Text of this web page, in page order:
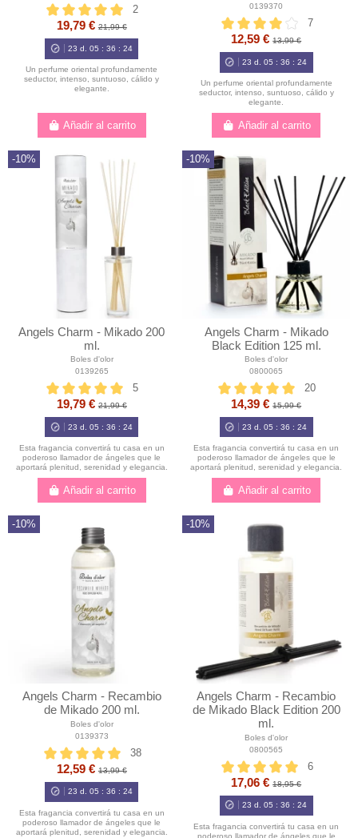
2
19,79 €21,99 €
23 d. 05 : 36 : 23
Un perfume oriental profundamente
seductor, intenso, suntuoso, cálido y
elegante.
Añadir al carrito
0139370
7
12,59 €13,99 €
23 d. 05 : 36 : 23
Un perfume oriental profundamente
seductor, intenso, suntuoso, cálido y
elegante.
Añadir al carrito
-10%
Angels Charm - Mikado 200
ml.
Boles d'olor
0139265
5
19,79 €21,99 €
23 d. 05 : 36 : 23
Esta fragancia convertirá tu casa en un
poderoso llamador de ángeles que le
aportará plenitud, serenidad y elegancia.
Añadir al carrito
-10%
Angels Charm - Mikado
Black Edition 125 ml.
Boles d'olor
0800065
20
14,39 €15,99 €
23 d. 05 : 36 : 23
Esta fragancia convertirá tu casa en un
poderoso llamador de ángeles que le
aportará plenitud, serenidad y elegancia.
Añadir al carrito
-10%
Angels Charm - Recambio
de Mikado 200 ml.
Boles d'olor
0139373
38
12,59 €13,99 €
23 d. 05 : 36 : 23
Esta fragancia convertirá tu casa en un
poderoso llamador de ángeles que le
aportará plenitud, serenidad y elegancia.
-10%
Angels Charm - Recambio
de Mikado Black Edition 200
ml.
Boles d'olor
0800565
6
17,06 €18,95 €
23 d. 05 : 36 : 23
Esta fragancia convertirá tu casa en un
poderoso llamador de ángeles que le